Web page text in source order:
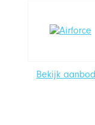
Bekijk aanbod